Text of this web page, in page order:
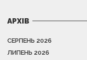
АРХІВ
СЕРПЕНЬ 2026
ЛИПЕНЬ 2026